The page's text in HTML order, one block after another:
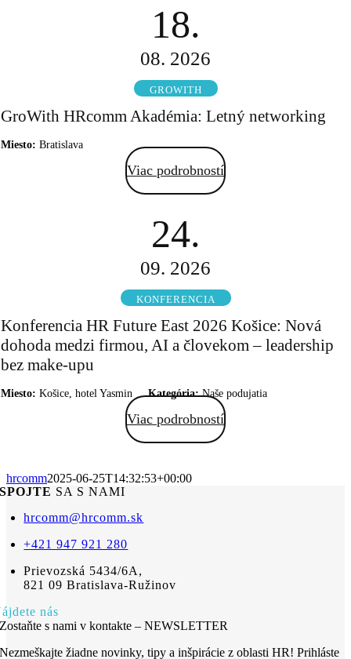
18.
08. 2026
GROWITH
GroWith HRcomm Akadémia: Letný networking
Miesto: Bratislava
Viac podrobností
24.
09. 2026
KONFERENCIA
Konferencia HR Future East 2026 Košice: Nová
dohoda medzi firmou, AI a človekom – leadership
bez make-upu
Miesto: Košice, hotel Yasmin Kategória:Naše podujatia
Viac podrobností
hrcomm2025-06-25T14:32:53+00:00
SPOJTE SA S NAMI
hrcomm@hrcomm.sk
+421 947 921 280
Prievozská 5434/6A,
821 09 Bratislava-Ružinov
nás
Zostaňte s nami v kontakte – NEWSLETTER
Nezmeškajte žiadne novinky, tipy a inšpirácie z oblasti HR! Prihláste